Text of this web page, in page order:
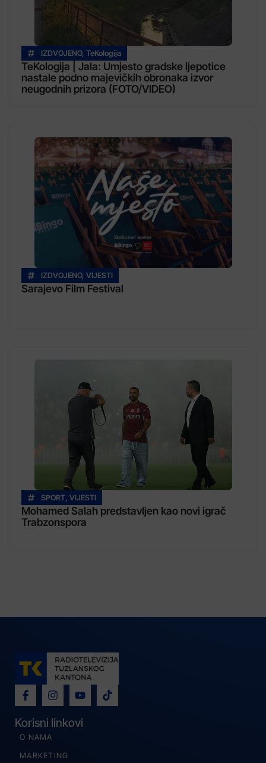
IZDVOJENO, TeKologija
TeKologija | Jala: Umjesto gradske ljepotice
nastale podno majevičkih obronaka izvor
neugodnih prizora (FOTO/VIDEO)
IZDVOJENO, VIJESTI
Sarajevo Film Festival
SPORT, VIJESTI
Mohamed Salah predstavljen kao novi igrač
Trabzonspora
Korisni linkovi
O NAMA
MARKETING